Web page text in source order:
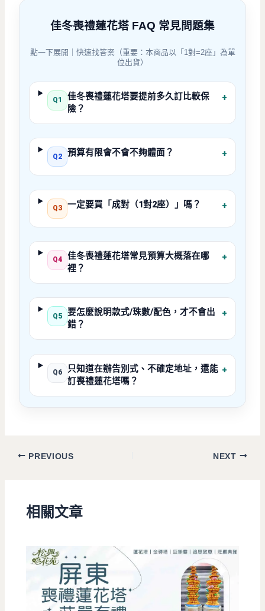
佳冬喪禮蓮花塔 FAQ 常見問題集
點一下展開｜快速找答案（重要：本商品以「1對=2座」為單
位出貨）
Q1
佳冬喪禮蓮花塔要提前多久訂比較保
險？
+
Q2 預算有限會不會不夠體面？ +
Q3 一定要買「成對（1對2座）」嗎？ +
Q4
佳冬喪禮蓮花塔常見預算大概落在哪
裡？
+
Q5
要怎麼說明款式/珠數/配色，才不會出
錯？
+
Q6
只知道在辦告別式、不確定地址，還能
訂喪禮蓮花塔嗎？
+
PREVIOUS NEXT
相關文章